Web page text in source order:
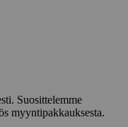
Suosittelemme
myyntipakkauksesta.